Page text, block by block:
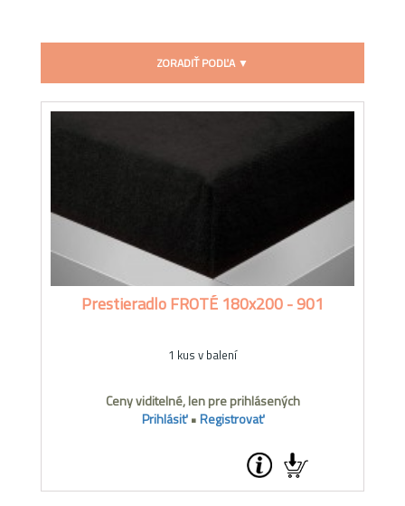
ZORADIŤ PODĽA ▼
Prestieradlo FROTÉ 180x200 - 901
1 kus v balení
Ceny viditelné, len pre prihlásených
Prihlásiť•Registrovať